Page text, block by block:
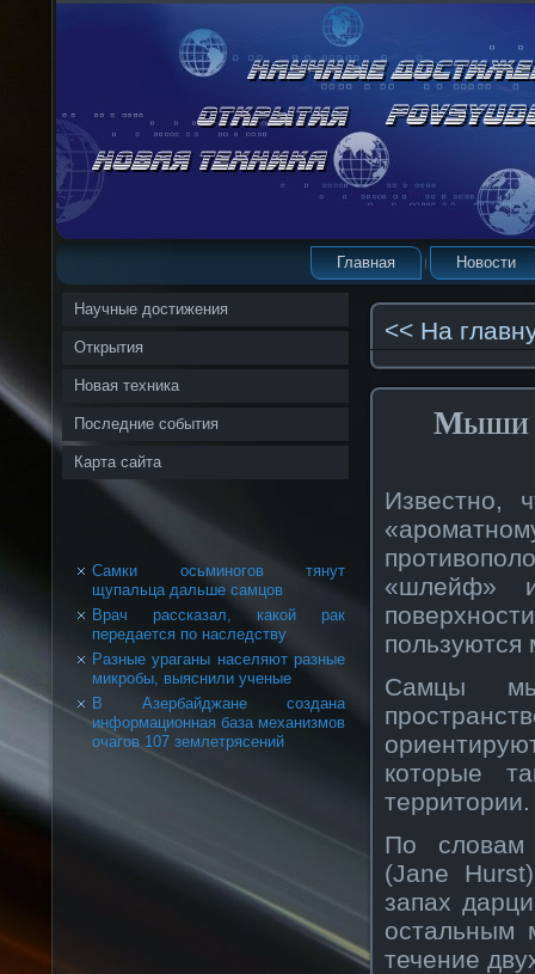
Главная Новости
Научные достижения
Открытия
Новая техника
Последние события
Карта сайта
Самки осьминогов тянут
щупальца дальше самцов
Врач рассказал, какой рак
передается по наследству
Разные ураганы населяют разные
микробы, выяснили ученые
В Азербайджане создана
информационная база механизмов
очагов 107 землетрясений
<< На
Мыши
Известно,
«шлейф»
пользуются
Самцы
которые
территории.
По словам
(Jane
запах
остальным
течение